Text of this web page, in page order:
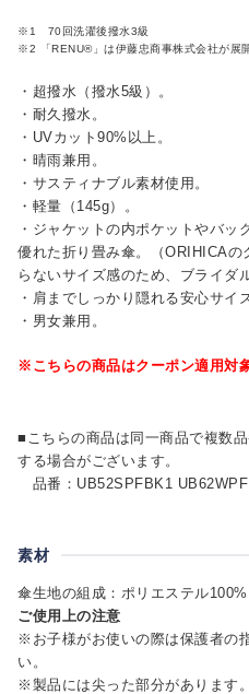
※1 70回洗濯後撥水3級
※2 「RENU®」は伊藤忠商事株式会社が展
・超撥水（撥水5級）。
・耐久撥水。
・UVカット90%以上。
・晴雨兼用。
・サスティナブル素材使用。
・軽量（145g）。
・ジャケットの内ポケットやバッ
優れた折り畳み傘。（ORIHICA
らないサイズ感のため、ブライダ
・肩までしっかり隠れる安心サイ
・男女兼用。
※こちらの商品はクーポン適用対
■こちらの商品は同一商品で複数
する場合がございます。
品番：UB52SPFBK1
素材
傘生地の組成：ポリエステル100%
ご使用上の注意
※お子様がお使いの際は保護者の
い。
※製品には尖った部分があります